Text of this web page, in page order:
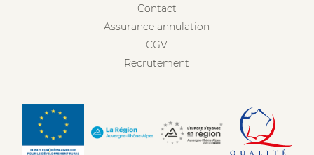
Contact
Assurance annulation
CGV
Recrutement